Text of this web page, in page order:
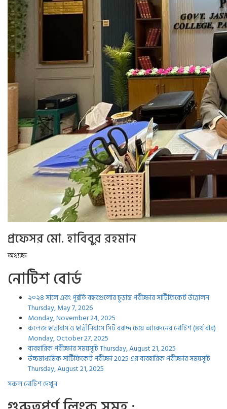
প্রফেসর মো. হাবিবুর রহমান
অধ্যক্ষ
নোটিশ বোর্ড
২০২৪ সালে এবং পূর্ব্বর্তি বছরগুলোর চূড়ান্ত পরীক্ষার সার্টিফিকেট উত্তোলন
Thursday, May 7, 2026
Monday, November 24, 2025
কলেজ ছাত্রাবাস ও ছাত্রীনিবাসে সিট বরাদ্দ চেয়ে আবেদনের নোটিশ (৪র্থ বার)
Monday, October 27, 2025
ব্যবহারিক পরীক্ষার সময়সূচিThursday, August 21, 2025
উচ্চমাধ্যমিক সার্টিফিকেট পরীক্ষা 2025 এর ব্যবহারিক পরীক্ষার সময়সূচি
Thursday, August 21, 2025
সকল নোটিশ দেখুন